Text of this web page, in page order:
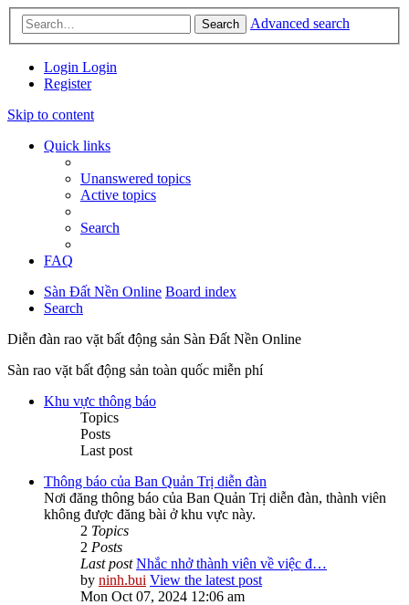
Search Advanced search
Login Login
Register
Skip to content
Quick links
Unanswered topics
Active topics
Search
FAQ
Sàn Đất Nền Online Board index
Search
Diễn đàn rao vặt bất động sản Sàn Đất Nền Online
Sàn rao vặt bất động sản toàn quốc miễn phí
Khu vực thông báo
Topics
Posts
Last post
Thông báo của Ban Quản Trị diễn đàn
Nơi đăng thông báo của Ban Quản Trị diễn đàn, thành viên
không được đăng bài ở khu vực này.
2 Topics
2 Posts
Last post Nhắc nhở thành viên về việc đ…
by ninh.bui View the latest post
Mon Oct 07, 2024 12:06 am